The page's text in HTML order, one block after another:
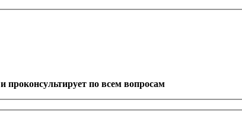
и проконсультирует по всем вопросам